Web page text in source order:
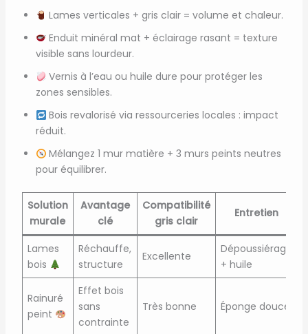
Lames verticales + gris clair = volume et chaleur.
Enduit minéral mat + éclairage rasant = texture
visible sans lourdeur.
Vernis à l’eau ou huile dure pour protéger les
zones sensibles.
Bois revalorisé via ressourceries locales : impact
réduit.
Mélangez 1 mur matière + 3 murs peints neutres
pour équilibrer.
Solution
murale
Avantage
clé
Compatibilité
gris clair
Entretien
Lames
bois
Réchauffe,
structure
Excellente
Dépoussiérage
+ huile
Rainuré
peint
Effet bois
sans
contrainte
Très bonne Éponge douce